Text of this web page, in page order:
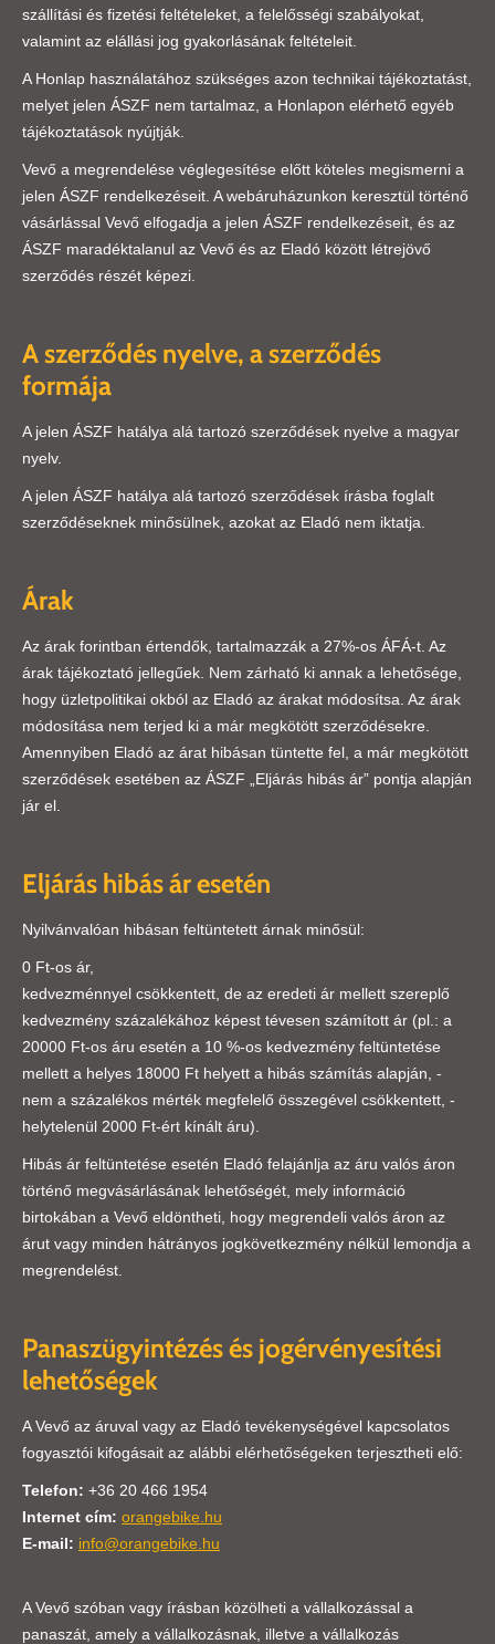
szállítási és fizetési feltételeket, a felelősségi szabályokat,
valamint az elállási jog gyakorlásának feltételeit.
A Honlap használatához szükséges azon technikai tájékoztatást,
melyet jelen ÁSZF nem tartalmaz, a Honlapon elérhető egyéb
tájékoztatások nyújtják.
Vevő a megrendelése véglegesítése előtt köteles megismerni a
jelen ÁSZF rendelkezéseit. A webáruházunkon keresztül történő
vásárlással Vevő elfogadja a jelen ÁSZF rendelkezéseit, és az
ÁSZF maradéktalanul az Vevő és az Eladó között létrejövő
szerződés részét képezi.
A szerződés nyelve, a szerződés
formája
A jelen ÁSZF hatálya alá tartozó szerződések nyelve a magyar
nyelv.
A jelen ÁSZF hatálya alá tartozó szerződések írásba foglalt
szerződéseknek minősülnek, azokat az Eladó nem iktatja.
Árak
Az árak forintban értendők, tartalmazzák a 27%-os ÁFÁ-t. Az
árak tájékoztató jellegűek. Nem zárható ki annak a lehetősége,
hogy üzletpolitikai okból az Eladó az árakat módosítsa. Az árak
módosítása nem terjed ki a már megkötött szerződésekre.
Amennyiben Eladó az árat hibásan tüntette fel, a már megkötött
szerződések esetében az ÁSZF „Eljárás hibás ár” pontja alapján
jár el.
Eljárás hibás ár esetén
Nyilvánvalóan hibásan feltüntetett árnak minősül:
0 Ft-os ár,
kedvezménnyel csökkentett, de az eredeti ár mellett szereplő
kedvezmény százalékához képest tévesen számított ár (pl.: a
20000 Ft-os áru esetén a 10 %-os kedvezmény feltüntetése
mellett a helyes 18000 Ft helyett a hibás számítás alapján, -
nem a százalékos mérték megfelelő összegével csökkentett, -
helytelenül 2000 Ft-ért kínált áru).
Hibás ár feltüntetése esetén Eladó felajánlja az áru valós áron
történő megvásárlásának lehetőségét, mely információ
birtokában a Vevő eldöntheti, hogy megrendeli valós áron az
árut vagy minden hátrányos jogkövetkezmény nélkül lemondja a
megrendelést.
Panaszügyintézés és jogérvényesítési
lehetőségek
A Vevő az áruval vagy az Eladó tevékenységével kapcsolatos
fogyasztói kifogásait az alábbi elérhetőségeken terjesztheti elő:
Telefon: +36 20 466 1954
Internet cím: orangebike.hu
E-mail: info@orangebike.hu
A Vevő szóban vagy írásban közölheti a vállalkozással a
panaszát, amely a vállalkozásnak, illetve a vállalkozás